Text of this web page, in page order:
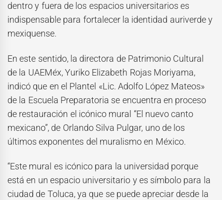
dentro y fuera de los espacios universitarios es
indispensable para fortalecer la identidad auriverde y
mexiquense.
En este sentido, la directora de Patrimonio Cultural
de la UAEMéx, Yuriko Elizabeth Rojas Moriyama,
indicó que en el Plantel «Lic. Adolfo López Mateos»
de la Escuela Preparatoria se encuentra en proceso
de restauración el icónico mural “El nuevo canto
mexicano”, de Orlando Silva Pulgar, uno de los
últimos exponentes del muralismo en México.
“Este mural es icónico para la universidad porque
está en un espacio universitario y es símbolo para la
ciudad de Toluca, ya que se puede apreciar desde la